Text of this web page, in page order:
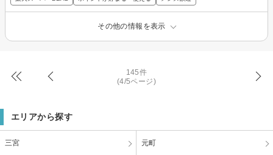
その他の情報を表示
145件
(4/5ページ)
エリアから探す
三宮 元町